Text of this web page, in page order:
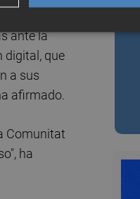
ante la
digital, que
a sus
afirmado.
Comunitat
ha